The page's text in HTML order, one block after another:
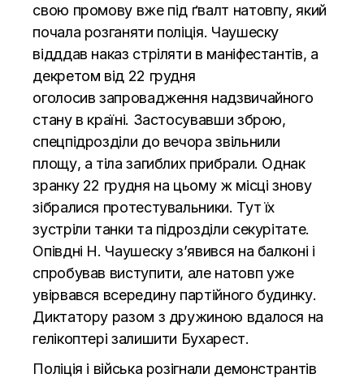
свою промову вже під ґвалт натовпу, який
почала розганяти поліція. Чаушеску
відддав наказ стріляти в маніфестантів, а
декретом від 22 грудня
оголосив запровадження надзвичайного
стану в країні. Застосувавши зброю,
спецпідрозділи до вечора звільнили
площу, а тіла загиблих прибрали. Однак
зранку 22 грудня на цьому ж місці знову
зібралися протестувальники. Тут їх
зустріли танки та підрозділи секурітате.
Опівдні Н. Чаушеску з’явився на балконі і
спробував виступити, але натовп уже
увірвався всередину партійного будинку.
Диктатору разом з дружиною вдалося на
гелікоптері залишити Бухарест.
Поліція і війська розігнали демонстрантів